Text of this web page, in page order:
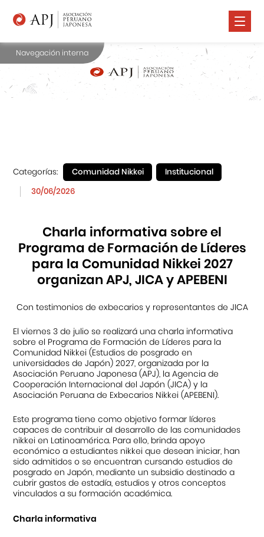
Nosotros
Comunidad Nikkei
Navegación interna
Categorías: Comunidad Nikkei
Institucional
30/06/2026
Charla informativa sobre el
Programa de Formación de Líderes
para la Comunidad Nikkei 2027
organizan APJ, JICA y APEBENI
Con testimonios de exbecarios y representantes de JICA
El viernes 3 de julio se realizará una charla informativa
sobre el Programa de Formación de Líderes para la
Comunidad Nikkei (Estudios de posgrado en
universidades de Japón) 2027, organizada por la
Asociación Peruano Japonesa (APJ), la Agencia de
Cooperación Internacional del Japón (JICA) y la
Asociación Peruana de Exbecarios Nikkei (APEBENI).
Este programa tiene como objetivo formar líderes
capaces de contribuir al desarrollo de las comunidades
nikkei en Latinoamérica. Para ello, brinda apoyo
económico a estudiantes nikkei que desean iniciar, han
sido admitidos o se encuentran cursando estudios de
posgrado en Japón, mediante un subsidio destinado a
cubrir gastos de estadía, estudios y otros conceptos
vinculados a su formación académica.
Charla informativa